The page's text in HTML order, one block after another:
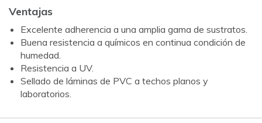
Ventajas
Excelente adherencia a una amplia gama de sustratos.
Buena resistencia a químicos en continua condición de
humedad.
Resistencia a UV.
Sellado de láminas de PVC a techos planos y
laboratorios.